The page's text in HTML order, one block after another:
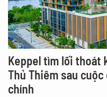
Keppel tìm lối thoát
Thủ Thiêm sau
chính